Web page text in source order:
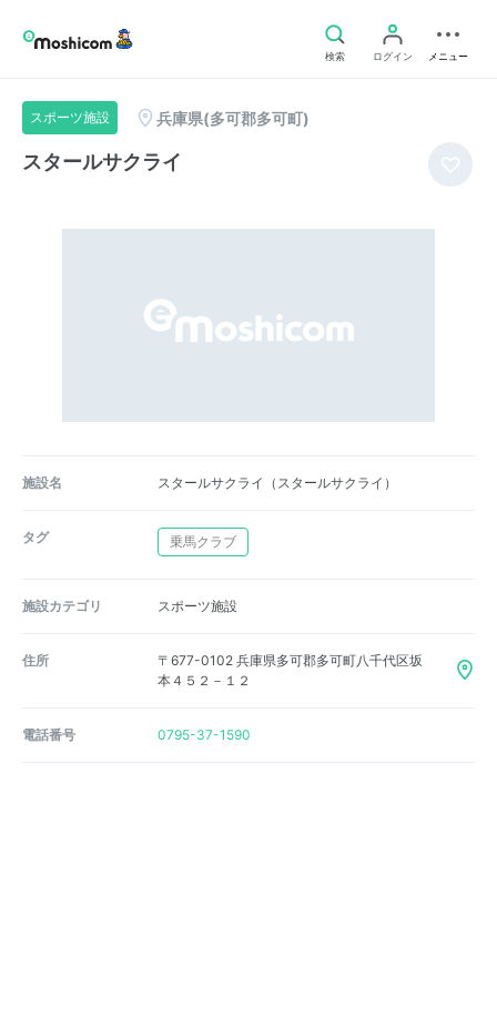
検索 ログイン メニュー
スポーツ施設 兵庫県(多可郡多可町)
スタールサクライ
施設名 スタールサクライ（スタールサクライ）
タグ 乗馬クラブ
施設カテゴリ スポーツ施設
住所
〒677-0102 兵庫県多可郡多可町八千代区坂
本４５２－１２
電話番号 0795-37-1590